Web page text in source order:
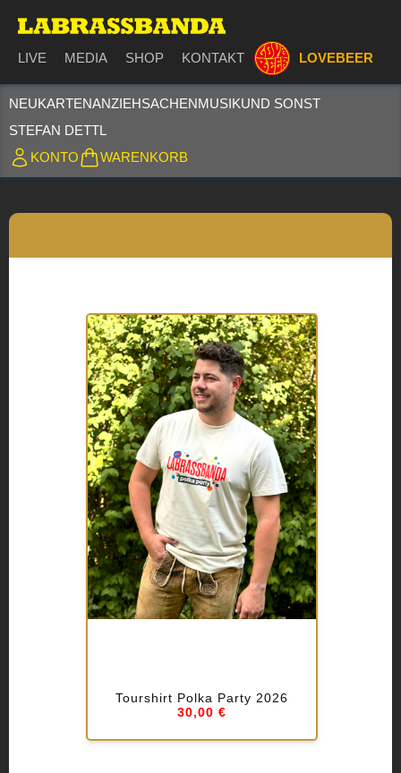
LIVE MEDIA SHOP KONTAKT LOVEBEER
NEUKARTENANZIEHSACHENMUSIKUND SONST
STEFAN DETTL
KONTO
WARENKORB
Tourshirt Polka Party 2026
30,00 €